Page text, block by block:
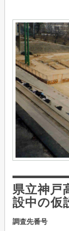
県立神戸
設中の仮
調査先番号